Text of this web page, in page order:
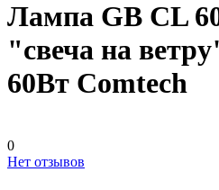
Лампа GB CL
"свеча на
60Вт Comtech
0
Нет отзывов